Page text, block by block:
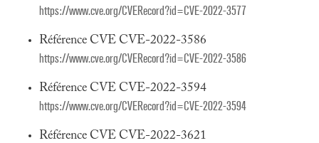
https://www.cve.org/CVERecord?id=CVE-2022-3577
Référence CVE CVE-2022-3586
https://www.cve.org/CVERecord?id=CVE-2022-3586
Référence CVE CVE-2022-3594
https://www.cve.org/CVERecord?id=CVE-2022-3594
Référence CVE CVE-2022-3621